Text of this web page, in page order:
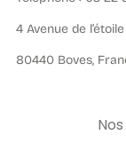
4 Avenue de
80440 Boves,